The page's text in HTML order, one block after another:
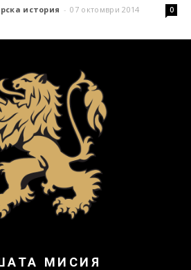
история - 07 октомври 2014 0
МИСИЯ